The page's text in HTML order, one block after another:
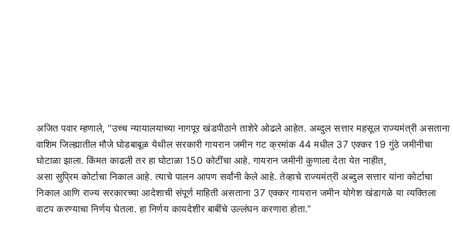
अजित पवार म्हणाले, “उच्च न्यायालयाच्या नागपूर खंडपीठाने ताशेरे ओढले आहेत. अब्दुल सत्तार महसूल राज्यमंत्री असताना
वाशिम जिल्ह्यातील मौजे घोडबाबूळ येथील सरकारी गायरान जमीन गट क्रमांक 44 मधील 37 एक्कर 19 गुंठे जमीनीचा
घोटाळा झाला. किंमत काढली तर हा घोटाळा 150 कोटींचा आहे. गायरान जमीनी कुणाला देता येत नाहीत,
असा सुप्रिम कोर्टाचा निकाल आहे. त्याचे पालन आपण सर्वांनी केले आहे. तेव्हाचे राज्यमंत्री अब्दुल सत्तार यांना कोर्टाचा
निकाल आणि राज्य सरकारच्या आदेशाची संपूर्ण माहिती असताना 37 एक्कर गायरान जमीन योगेश खंडागळे या व्यक्तिला
वाटप करण्याचा निर्णय घेतला. हा निर्णय कायदेशीर बाबींचे उल्लंघन करणारा होता.”